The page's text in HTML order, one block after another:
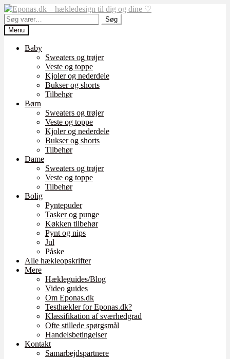
Spring
til
navigation
Spring
til
indhold
Søg
efter:
Søg
Menu
Baby
Sweaters og trøjer
Veste og toppe
Kjoler og nederdele
Bukser og shorts
Tilbehør
Børn
Sweaters og trøjer
Veste og toppe
Kjoler og nederdele
Bukser og shorts
Tilbehør
Dame
Sweaters og trøjer
Veste og toppe
Tilbehør
Bolig
Pyntepuder
Tasker og punge
Køkken tilbehør
Pynt og nips
Jul
Påske
Alle hækleopskrifter
Mere
Hækleguides/Blog
Video guides
Om Eponas.dk
Testhækler for Eponas.dk?
Klassifikation af sværhedgrad
Ofte stillede spørgsmål
Handelsbetingelser
Kontakt
Samarbejdspartnere